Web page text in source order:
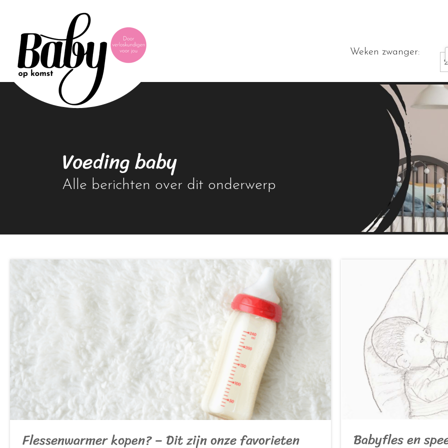
Weken zwanger:
Voeding baby
Alle berichten over dit onderwerp
Flessenwarmer kopen? – Dit zijn onze favorieten Babyfles en